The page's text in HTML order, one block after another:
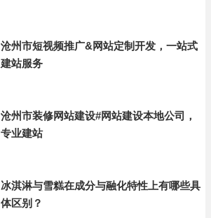
沧州市短视频推广&网站定制开发，一站式
建站服务
沧州市装修网站建设#网站建设本地公司，
专业建站
冰淇淋与雪糕在成分与融化特性上有哪些具
体区别？